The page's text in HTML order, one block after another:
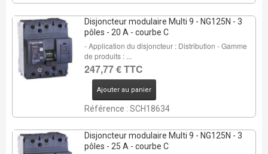
Disjoncteur modulaire Multi 9 - NG125N - 3
pôles - 20 A - courbe C
- Application du disjoncteur : Distribution - Gamme
de produits : ...
247,77 € TTC
Ajouter au panier
Référence : SCH18634
Disjoncteur modulaire Multi 9 - NG125N - 3
pôles - 25 A - courbe C